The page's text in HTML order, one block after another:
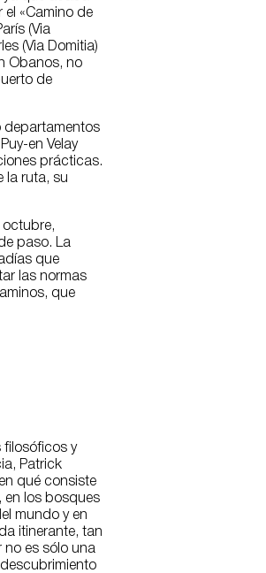
«Camino de
(Via
(Via Domitia)
Obanos, no
de
departamentos
en Velay
prácticas.
la ruta, su
octubre,
paso. La
que
las normas
que
filosóficos y
Patrick
qué consiste
en los bosques
mundo y en
itinerante, tan
no es sólo una